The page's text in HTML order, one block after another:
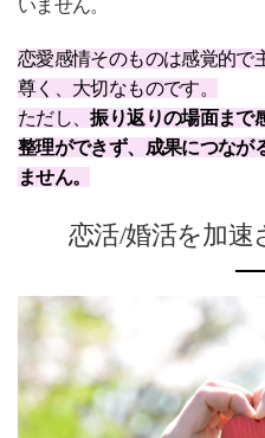
いません。
恋愛感情そのものは感覚的で
尊く、大切なものです。
ただし、振り返りの場面まで
整理ができず、成果につなが
ません。
恋活/婚活を加速